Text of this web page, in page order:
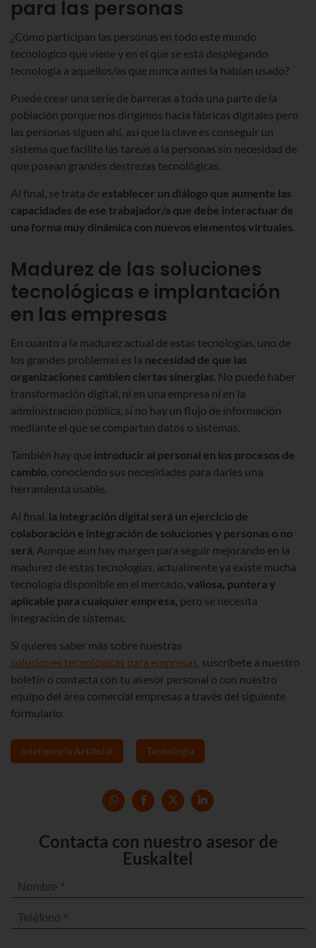
para las personas
¿Cómo participan las personas en todo este mundo
tecnológico que viene y en el que se está desplegando
tecnología a aquellos/as que nunca antes la habían usado?
Puede crear una serie de barreras a toda una parte de la
población porque nos dirigimos hacia fábricas digitales pero
las personas siguen ahí, así que la clave es conseguir un
sistema que facilite las tareas a la personas sin necesidad de
que posean grandes destrezas tecnológicas.
Al final, se trata de establecer un diálogo que aumente las
capacidades de ese trabajador/a que debe interactuar de
una forma muy dinámica con nuevos elementos virtuales.
Madurez de las soluciones
tecnológicas e implantación
en las empresas
En cuanto a la madurez actual de estas tecnologías, uno de
los grandes problemas es la necesidad de que las
organizaciones cambien ciertas sinergias. No puede haber
transformación digital, ni en una empresa ni en la
administración pública, si no hay un flujo de información
mediante el que se compartan datos o sistemas.
También hay que introducir al personal en los procesos de
cambio, conociendo sus necesidades para darles una
herramienta usable.
Al final, la integración digital será un ejercicio de
colaboración e integración de soluciones y personas o no
será. Aunque aún hay margen para seguir mejorando en la
madurez de estas tecnologías, actualmente ya existe mucha
tecnología disponible en el mercado, valiosa, puntera y
aplicable para cualquier empresa, pero se necesita
integración de sistemas.
Si quieres saber más sobre nuestras
soluciones tecnológicas para empresas, suscríbete a nuestro
boletín o contacta con tu asesor personal o con nuestro
equipo del área comercial empresas a través del siguiente
formulario.
Inteligencia Artificial Tecnología
Contacta con nuestro asesor de
Euskaltel